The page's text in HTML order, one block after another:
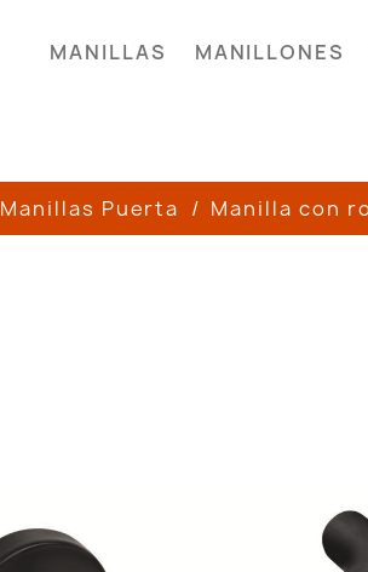
MANILLAS MANILLONES
Manillas Puerta Manilla con